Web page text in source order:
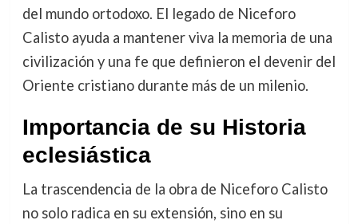
del mundo ortodoxo. El legado de Niceforo
Calisto ayuda a mantener viva la memoria de una
civilización y una fe que definieron el devenir del
Oriente cristiano durante más de un milenio.
Importancia de su Historia
eclesiástica
La trascendencia de la obra de Niceforo Calisto
no solo radica en su extensión, sino en su